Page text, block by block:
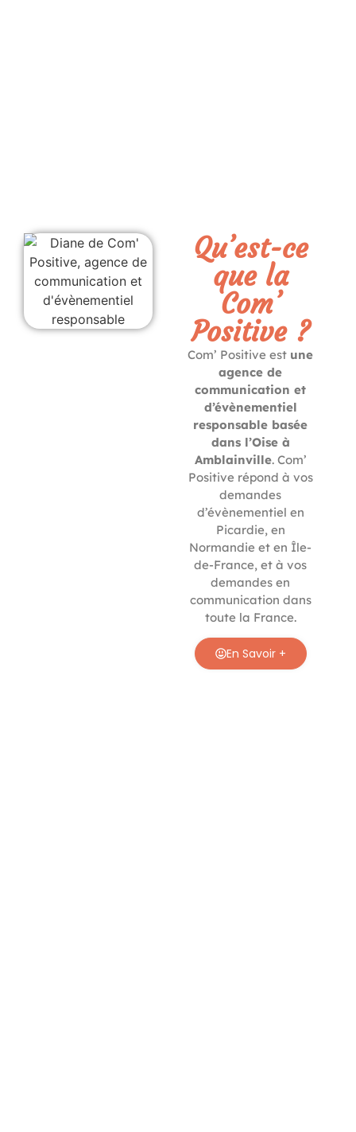
Qu’est-ce
que la
Com’
Positive ?
Com’ Positive est une
agence de
communication et
d’évènementiel
responsable basée
dans l’Oise à
Amblainville. Com’
Positive répond à vos
demandes
d’évènementiel en
Picardie, en
Normandie et en Île-
de-France, et à vos
demandes en
communication dans
toute la France.
En Savoir +